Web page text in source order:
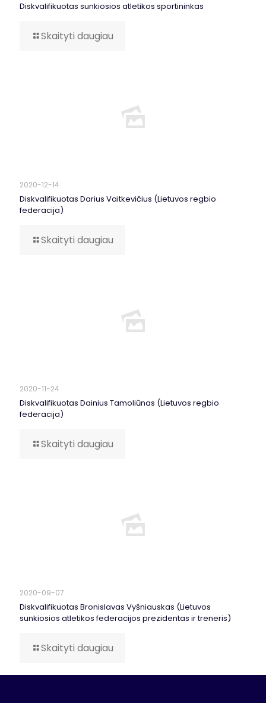
Diskvalifikuotas sunkiosios atletikos sportininkas
Skaityti daugiau
2020-12-14
Diskvalifikuotas Darius Vaitkevičius (Lietuvos regbio
federacija)
Skaityti daugiau
2020-11-24
Diskvalifikuotas Dainius Tamoliūnas (Lietuvos regbio
federacija)
Skaityti daugiau
2020-09-07
Diskvalifikuotas Bronislavas Vyšniauskas (Lietuvos
sunkiosios atletikos federacijos prezidentas ir treneris)
Skaityti daugiau